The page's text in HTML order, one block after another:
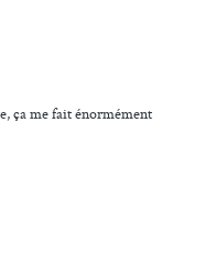
ça me fait énormément